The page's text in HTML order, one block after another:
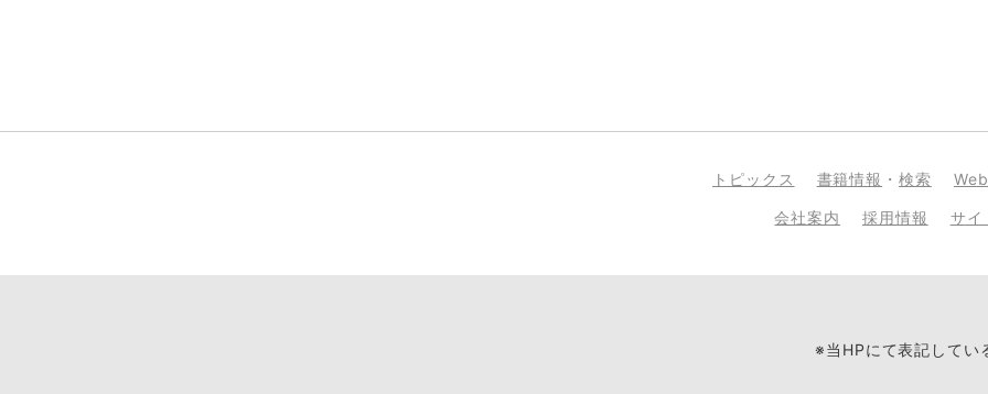
トピックス 書籍情報 ・検索
会社案内 採用情報 サイ
※当HPにて表記してい